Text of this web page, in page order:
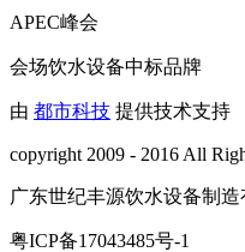
APEC峰会
会场饮水设备中标品牌
由 都市科技 提供技术支持
copyright 2009 - 2016 All
广东世纪丰源饮水设备制
粤ICP备17043485号-1